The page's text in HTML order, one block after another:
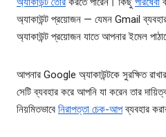
অ্যাকাউন্ট প্রয়োজন — যেমন Gmail
অ্যাকাউন্ট প্রয়োজন যাতে আপনার ইমেল
আপনার Google অ্যাকাউন্টকে সুরক্ষিত
সেটি ব্যবহার করে আপনি যা করেন তার
নিয়মিতভাবে নিরাপত্তা চেক-আপব্যবহার